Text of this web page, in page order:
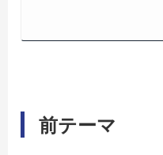
前テーマ